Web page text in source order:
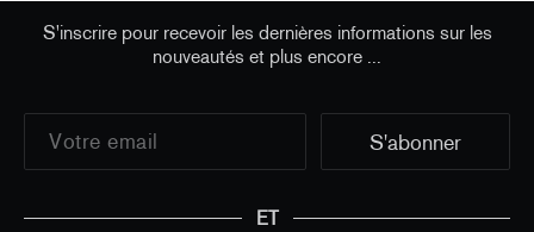
S'inscrire pour recevoir les dernières informations sur les
nouveautés et plus encore ...
ET